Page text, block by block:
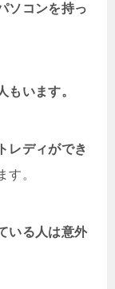
配
ソコンを持っ
もいます。
レディができ
す。
いる人は意外